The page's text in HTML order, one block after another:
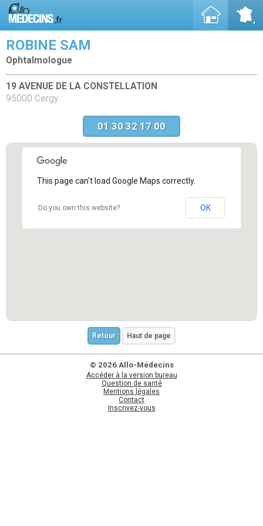
ROBINE SAM
Ophtalmologue
19 AVENUE DE LA CONSTELLATION
95000 Cergy
01 30 32 17 00
This page can't load Google Maps correctly.
Do you own this website? OK
Retour Haut de page
© 2026 Allo-Médecins
Accéder à la version bureau
Question de santé
Mentions légales
Contact
Inscrivez-vous